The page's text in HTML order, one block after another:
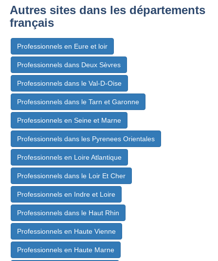
Autres sites dans les départements
français
Professionnels en Eure et loir
Professionnels dans Deux Sèvres
Professionnels dans le Val-D-Oise
Professionnels dans le Tarn et Garonne
Professionnels en Seine et Marne
Professionnels dans les Pyrenees Orientales
Professionnels en Loire Atlantique
Professionnels dans le Loir Et Cher
Professionnels en Indre et Loire
Professionnels dans le Haut Rhin
Professionnels en Haute Vienne
Professionnels en Haute Marne